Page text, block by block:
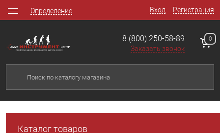
Вход Регистрация
Определение
8 (800) 250-58-89
Заказать звонок
0
Каталог товаров